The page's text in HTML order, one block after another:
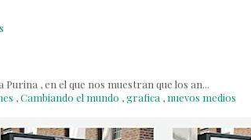
, en el que nos muestran que los an...
,Cambiando el mundo ,grafica , nuevos medios